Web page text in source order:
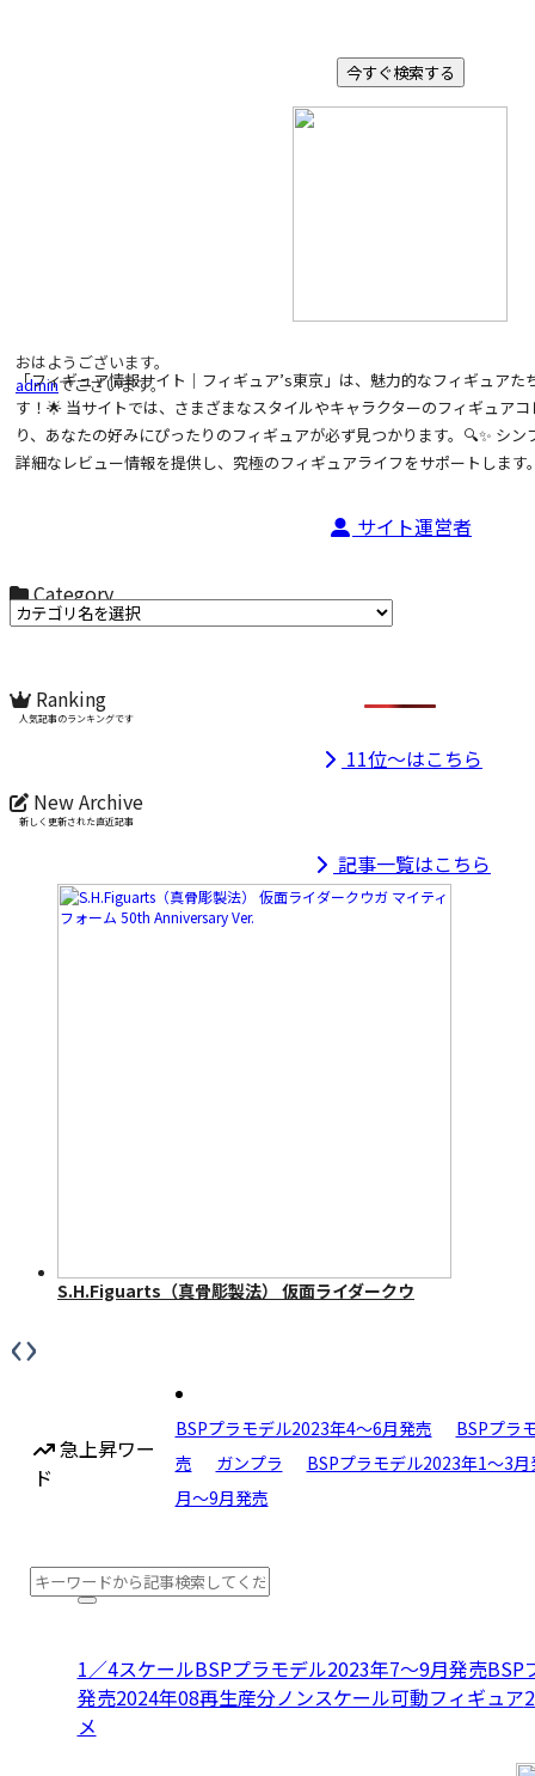
おはようございます。
adminでございます。
「フィギュア情報サイト｜フィギュア’s東京」は、魅力的なフィギュア
す！🌟 当サイトでは、さまざまなスタイルやキャラクターのフィギュア
り、あなたの好みにぴったりのフィギュアが必ず見つかります。🔍✨ シ
詳細なレビュー情報を提供し、究極のフィギュアライフをサポートします
サイト運営者
Category
カテゴリ名からお選びください
Ranking
人気記事のランキングです
11位～はこちら
New Archive
新しく更新された直近記事
記事一覧はこちら
S.H.Figuarts（真骨彫製法） 仮面ライダークウ
S.H.Figuarts（真骨彫製法） 仮面ライダーディ
ケイド 50th Anniversary Ver.
‹›
急上昇ワー
ド
BSPプラモデル2023年4〜6月発売
BSPプラ
売
ガンプラ
BSPプラモデル2023年1〜3月
月〜9月発売
1／4スケールBSPプラモデル2023年7〜9月発売BSP
発売2024年08再生産分ノンスケール可動フィギュア
メ